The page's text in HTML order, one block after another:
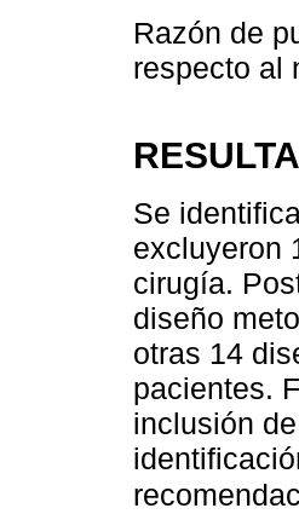
Razón de
respecto al
Se
excluyeron
cirugía.
diseño
otras 14
pacientes.
inclusión